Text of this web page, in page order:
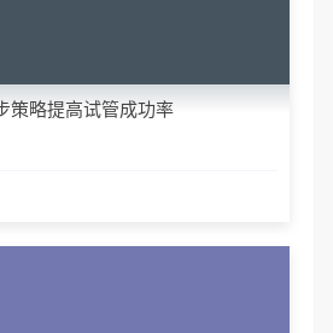
策略提高试管成功率